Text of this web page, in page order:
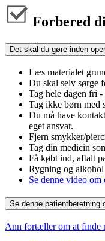
Forbered
Det skal du gøre inden
Læs materialet
Du skal selv sørge
Tag hele dagen fri
Tag ikke børn med
Du må have
eget ansvar.
Fjern smykker/
Tag din medicin
Få købt ind, aftalt
Rygning og alkohol
Se denne video
Se denne patientberetning
Ann fortæller om at finde